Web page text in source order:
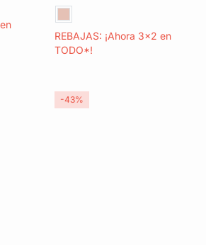
REBAJAS: ¡Ahora 3x2 en
TODO*!
-43%